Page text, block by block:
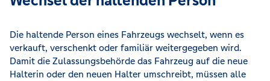
Die haltende Person eines Fahrzeugs wechselt, wenn es
verkauft, verschenkt oder familiär weitergegeben wird.
Damit die Zulassungsbehörde das Fahrzeug auf die neue
Halterin oder den neuen Halter umschreibt, müssen alle